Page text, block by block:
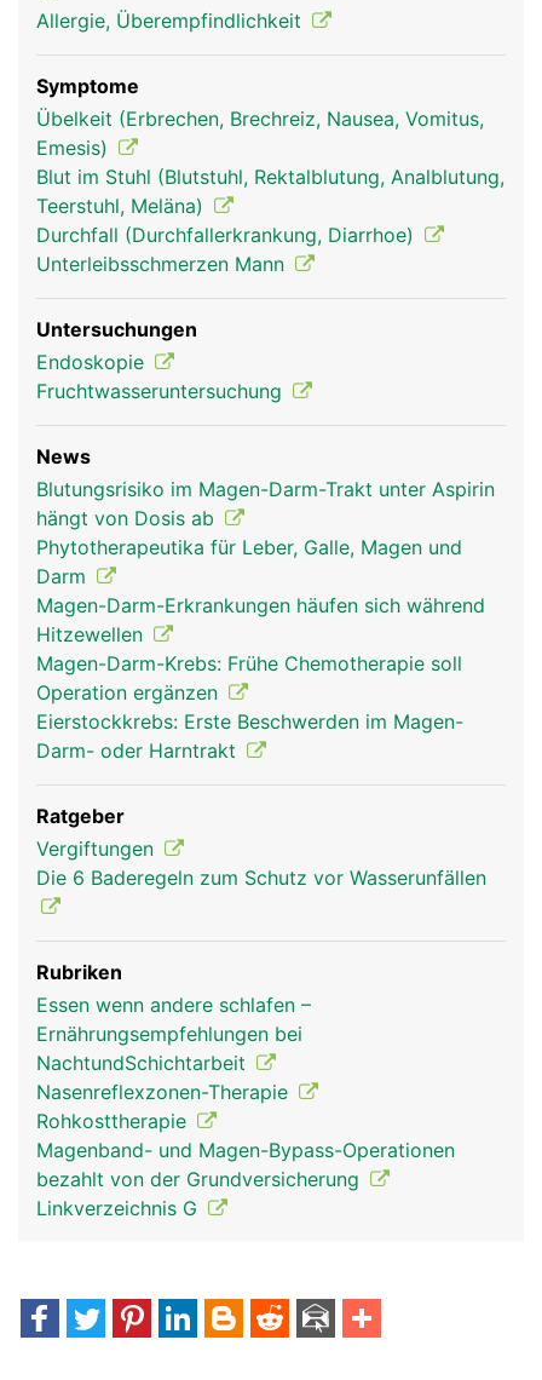
durch den Verdauungstrakt transportiert.
frau
Kopf Links Mann
Allergie, Überempfindlichkeit
Symptome
Übelkeit (Erbrechen, Brechreiz, Nausea, Vomitus,
Emesis)
Blut im Stuhl (Blutstuhl, Rektalblutung, Analblutung,
Teerstuhl, Meläna)
Durchfall (Durchfallerkrankung, Diarrhoe)
Unterleibsschmerzen Mann
Untersuchungen
Endoskopie
Fruchtwasseruntersuchung
News
Blutungsrisiko im Magen-Darm-Trakt unter Aspirin
hängt von Dosis ab
Phytotherapeutika für Leber, Galle, Magen und
Darm
Magen-Darm-Erkrankungen häufen sich während
Hitzewellen
Magen-Darm-Krebs: Frühe Chemotherapie soll
Operation ergänzen
Eierstockkrebs: Erste Beschwerden im Magen-
Darm- oder Harntrakt
Ratgeber
Vergiftungen
Die 6 Baderegeln zum Schutz vor Wasserunfällen
Rubriken
Essen wenn andere schlafen –
Ernährungsempfehlungen bei
NachtundSchichtarbeit
Nasenreflexzonen-Therapie
Rohkosttherapie
Magenband- und Magen-Bypass-Operationen
bezahlt von der Grundversicherung
Linkverzeichnis G